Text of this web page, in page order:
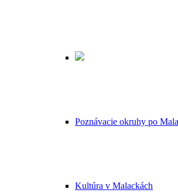
Poznávacie okruhy po
Kultúra v Malackách